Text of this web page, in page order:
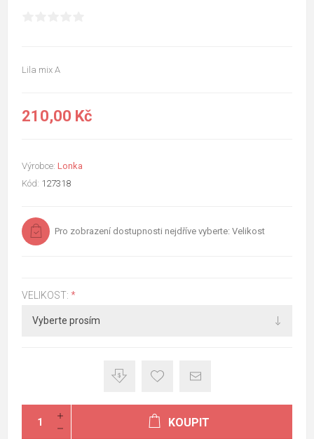
Lila mix A
210,00 Kč
Výrobce: Lonka
Kód: 127318
Pro zobrazení dostupnosti nejdříve vyberte: Velikost
VELIKOST: *
KOUPIT